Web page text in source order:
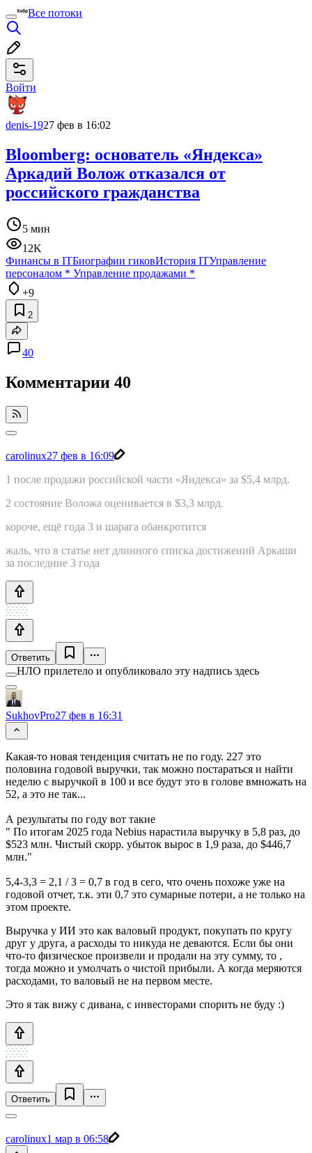
Все потоки
Войти
denis-1927 фев в 16:02
Bloomberg: основатель «Яндекса»
Аркадий Волож отказался от
российского гражданства
5 мин
12K
Финансы в ITБиографии гиковИстория ITУправление
персоналом * Управление продажами *
+9
2
40
Комментарии 40
carolinux27 фев в 16:09
1 после продажи российской части «Яндекса» за $5,4 млрд.
2 состояние Воложа оценивается в $3,3 млрд.
короче, ещё года 3 и шарага обанкротится
жаль, что в статье нет длинного списка достижений Аркаши
за последние 3 года
Ответить
НЛО прилетело и опубликовало эту надпись здесь
SukhovPro27 фев в 16:31
Какая-то новая тенденция считать не по году. 227 это
половина годовой выручки, так можно постараться и найти
неделю с выручкой в 100 и все будут это в голове вмножать на
52, а это не так...
А результаты по году вот такие
" По итогам 2025 года Nebius нарастила выручку в 5,8 раз, до
$523 млн. Чистый скорр. убыток вырос в 1,9 раза, до $446,7
млн."
5,4-3,3 = 2,1 / 3 = 0,7 в год в сего, что очень похоже уже на
годовой отчет, т.к. эти 0,7 это сумарные потери, а не только на
этом проекте.
Выручка у ИИ это как валовый продукт, покупать по кругу
друг у друга, а расходы то никуда не деваются. Если бы они
что-то физическое произвели и продали на эту сумму, то ,
тогда можно и умолчать о чистой прибыли. А когда меряются
расходами, то валовый не на первом месте.
Это я так вижу с дивана, с инвесторами спорить не буду :)
Ответить
carolinux1 мар в 06:58